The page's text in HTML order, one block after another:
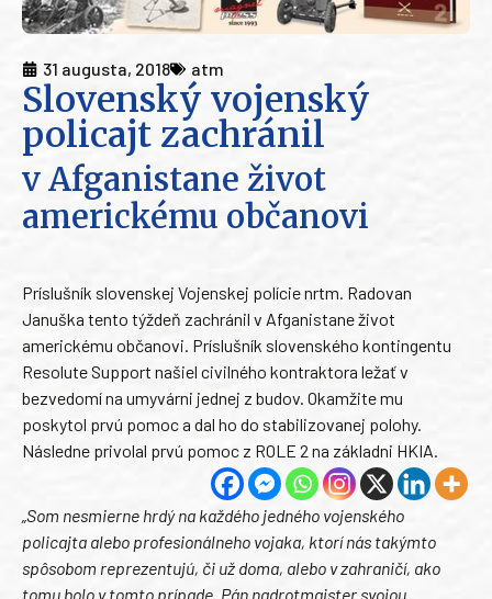
31 augusta, 2018 atm
Slovenský vojenský
policajt zachránil
v Afganistane život
americkému občanovi
Príslušník slovenskej Vojenskej polície nrtm. Radovan
Januška tento týždeň zachránil v Afganistane život
americkému občanovi. Príslušník slovenského kontingentu
Resolute Support našiel civilného kontraktora ležať v
bezvedomí na umyvárni jednej z budov. Okamžite mu
poskytol prvú pomoc a dal ho do stabilizovanej polohy.
Následne privolal prvú pomoc z ROLE 2 na základni HKIA.
„Som nesmierne hrdý na každého jedného vojenského
policajta alebo profesionálneho vojaka, ktorí nás takýmto
spôsobom reprezentujú, či už doma, alebo v zahraničí, ako
tomu bolo v tomto prípade. Pán nadrotmajster svojou